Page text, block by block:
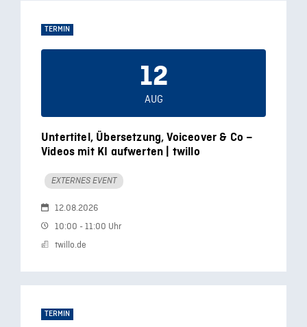
TERMIN
Untertitel, Übersetzung, Voiceover & Co –
Videos mit KI aufwerten | twillo
EXTERNES EVENT
12.08.2026
10:00 - 11:00 Uhr
twillo.de
12
AUG
TERMIN